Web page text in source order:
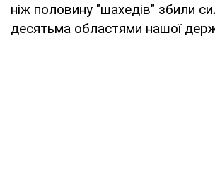
ніж половину "шахедів" збили
десятьма областями нашої